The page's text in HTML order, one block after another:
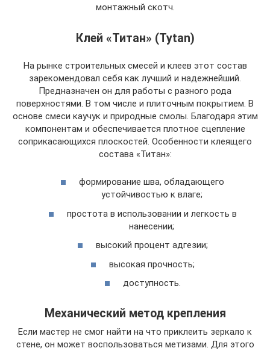
монтажный скотч.
Клей «Титан» (Tytan)
На рынке строительных смесей и клеев этот состав
зарекомендовал себя как лучший и надежнейший.
Предназначен он для работы с разного рода
поверхностями. В том числе и плиточным покрытием. В
основе смеси каучук и природные смолы. Благодаря этим
компонентам и обеспечивается плотное сцепление
соприкасающихся плоскостей. Особенности клеящего
состава «Титан»:
формирование шва, обладающего
устойчивостью к влаге;
простота в использовании и легкость в
нанесении;
высокий процент адгезии;
высокая прочность;
доступность.
Механический метод крепления
Если мастер не смог найти на что приклеить зеркало к
стене, он может воспользоваться метизами. Для этого